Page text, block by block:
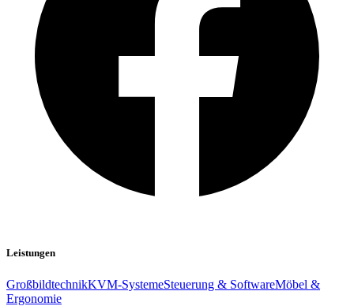
Leistungen
GroßbildtechnikKVM-SystemeSteuerung & SoftwareMöbel &
Ergonomie